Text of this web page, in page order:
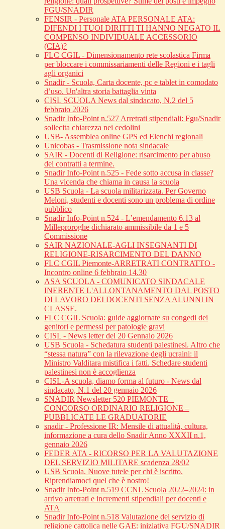
FGU/SNADIR
FENSIR - Personale ATA PERSONALE ATA:
DIFENDI I TUOI DIRITTI TI HANNO NEGATO IL
COMPENSO INDIVIDUALE ACCESSORIO
(CIA)?
FLC CGIL - Dimensionamento rete scolastica Firma
per bloccare i commissariamenti delle Regioni e i tagli
agli organici
Snadir - Scuola, Carta docente, pc e tablet in comodato
d’uso. Un'altra storia battaglia vinta
CISL SCUOLA News dal sindacato, N.2 del 5
febbraio 2026
Snadir Info-Point n.527 Arretrati stipendiali: Fgu/Snadir
sollecita chiarezza nei cedolini
USB- Assemblea online GPS ed Elenchi regionali
Unicobas - Trasmissione nota sindacale
SAIR - Docenti di Religione: risarcimento per abuso
dei contratti a termine.
Snadir Info-Point n.525 - Fede sotto accusa in classe?
Una vicenda che chiama in causa la scuola
USB Scuola - La scuola militarizzata. Per Governo
Meloni, studenti e docenti sono un problema di ordine
pubblico
Snadir Info-Point n.524 - L’emendamento 6.13 al
Milleproroghe dichiarato ammissibile da 1 e 5
Commissione
SAIR NAZIONALE-AGLI INSEGNANTI DI
RELIGIONE-RISARCIMENTO DEL DANNO
FLC CGIL Piemonte-ARRETRATI CONTRATTO -
Incontro online 6 febbraio 14.30
ASA SCUOLA - COMUNICATO SINDACALE
INERENTE L'ALLONTANAMENTO DAL POSTO
DI LAVORO DEI DOCENTI SENZA ALUNNI IN
CLASSE.
FLC CGIL Scuola: guide aggiornate su congedi dei
genitori e permessi per patologie gravi
CISL - News letter del 20 Gennaio 2026
USB Scuola - Schedatura studenti palestinesi. Altro che
“stessa natura” con la rilevazione degli ucraini: il
Ministro Valditara mistifica i fatti. Schedare studenti
palestinesi non è accoglienza
CISL-A scuola, diamo forma al futuro - News dal
sindacato, N.1 del 20 gennaio 2026
SNADIR Newsletter 520 PIEMONTE –
CONCORSO ORDINARIO RELIGIONE –
PUBBLICATE LE GRADUATORIE
snadir - Professione IR: Mensile di attualità, cultura,
informazione a cura dello Snadir Anno XXXII n.1,
gennaio 2026
FEDER ATA - RICORSO PER LA VALUTAZIONE
DEL SERVIZIO MILITARE scadenza 28/02
USB Scuola. Nuove tutele per chi è iscritto.
Riprendiamoci quel che è nostro!
Snadir Info-Point n.519 CCNL Scuola 2022–2024: in
arrivo arretrati e incrementi stipendiali per docenti e
ATA
Snadir Info-Point n.518 Valutazione del servizio di
religione cattolica nelle GAE: iniziativa FGU/SNADIR